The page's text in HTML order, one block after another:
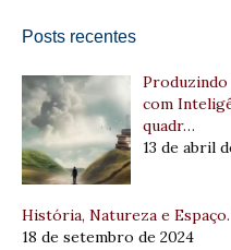
Posts recentes
com
quadr…
13 de abril
História, Natureza e Espaço.
18 de setembro de 2024